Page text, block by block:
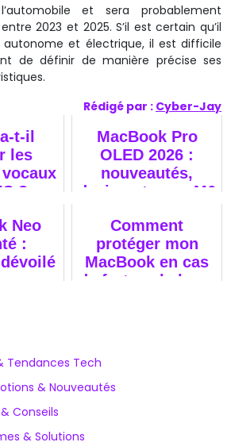
et sera probablement
2023 et 2025. S’il est certain qu’il
autonome et électrique, il est difficile
de définir de manière précise ses
Rédigé par : Cyber-Jay
t-il
les
?
MacBook Pro
OLED 2026 :
nouveautés,
design et puce M6
Neo
:
Comment
protéger mon
MacBook en cas
de fortes chaleurs
Tendances Tech
& Nouveautés
Conseils
& Solutions